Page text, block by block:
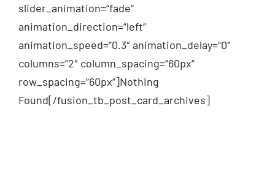
slider_animation=“fade“
animation_direction=“left“
animation_speed=“0.3″ animation_delay=“0″
columns=“2″ column_spacing=“60px“
row_spacing=“60px“]Nothing
Found[/fusion_tb_post_card_archives]